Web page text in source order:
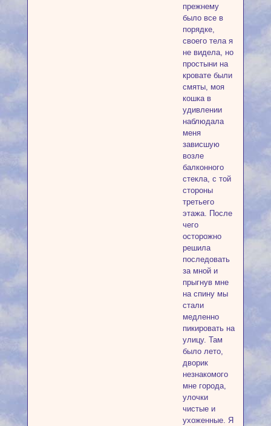
прежнему
было все в
порядке,
своего тела я
не видела, но
простыни на
кровате были
смяты, моя
кошка в
удивлении
наблюдала
меня
зависшую
возле
балконного
стекла, с той
стороны
третьего
этажа. После
чего
осторожно
решила
последовать
за мной и
прыгнув мне
на спину мы
стали
медленно
пикировать на
улицу. Там
было лето,
дворик
незнакомого
мне города,
улочки
чистые и
ухоженные. Я